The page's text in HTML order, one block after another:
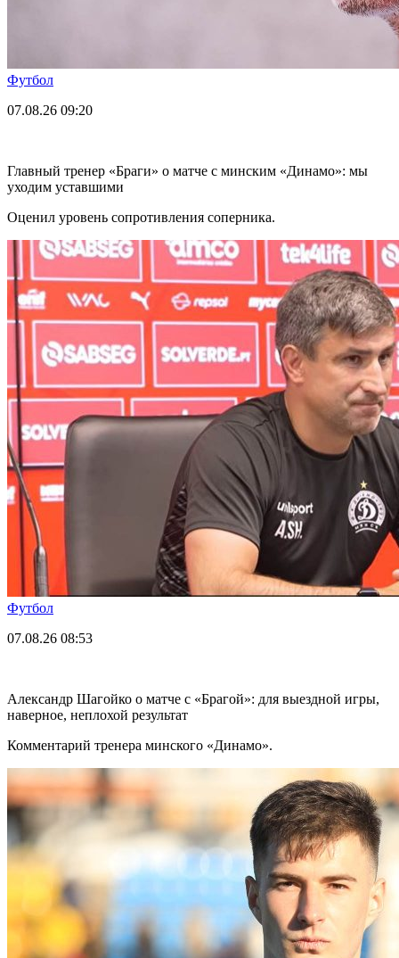
Футбол
07.08.26 09:20
Главный тренер «Браги» о матче с минским «Динамо»: мы
уходим уставшими
Оценил уровень сопротивления соперника.
Футбол
07.08.26 08:53
Александр Шагойко о матче с «Брагой»: для выездной игры,
наверное, неплохой результат
Комментарий тренера минского «Динамо».